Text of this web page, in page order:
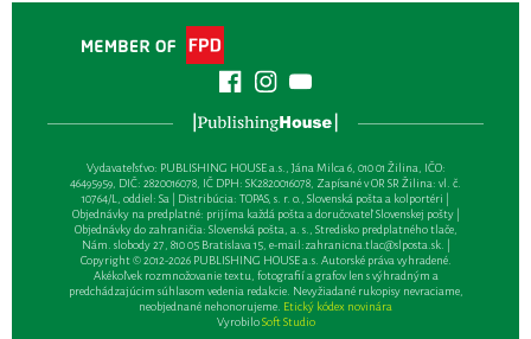
Vydavateľsťvo: PUBLISHING HOUSE a.s., Jána Milca 6, 010 01 Žilina, IČO:
46495959, DIČ: 2820016078, IČ DPH: SK2820016078, Zapísané v OR SR Žilina: vl. č.
10764/L, oddiel: Sa | Distribúcia: TOPAS, s. r. o., Slovenská pošta a kolportéri |
Objednávky na predplatné: prijíma každá pošta a doručovateľ Slovenskej pošty |
Objednávky do zahraničia: Slovenská pošta, a. s., Stredisko predplatného tlače,
Nám. slobody 27, 810 05 Bratislava 15, e-mail:zahranicna.tlac@slposta.sk. |
Copyright © 2012-2026 PUBLISHING HOUSE a.s. Autorské práva vyhradené.
Akékoľvek rozmnožovanie textu, fotografií a grafov len s výhradným a
predchádzajúcim súhlasom vedenia redakcie. Nevyžiadané rukopisy nevraciame,
neobjednané nehonorujeme. Etický kódex novinára
VyrobiloSoft Studio